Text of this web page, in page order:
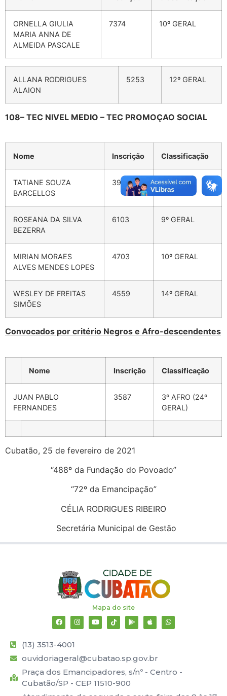
ORNELLA GIULIA
MARIA ANNA DE
ALMEIDA PASCALE
7374 10º GERAL
ALLANA RODRIGUES
ALAION
5253 12º GERAL
108– TEC NIVEL MEDIO – TEC PROMOÇAO SOCIAL
Nome Inscrição Classificação
TATIANE SOUZA
BARCELLOS
3941 8º GERAL
ROSEANA DA SILVA
BEZERRA
6103 9º GERAL
MIRIAN MORAES
ALVES MENDES LOPES
4703 10º GERAL
WESLEY DE FREITAS
SIMÕES
4559 14º GERAL
Convocados por critério Negros e Afro-descendentes
Nome Inscrição Classificação
JUAN PABLO
FERNANDES
3587
3º AFRO (24º
GERAL)
Cubatão, 25 de fevereiro de 2021
“488º da Fundação do Povoado”
“72º da Emancipação”
CÉLIA RODRIGUES RIBEIRO
Secretária Municipal de Gestão
Mapa do site
(13) 3513-4001
ouvidoriageral@cubatao.sp.gov.br
Praça dos Emancipadores, s/nº - Centro -
Cubatão/SP - CEP 11510-900